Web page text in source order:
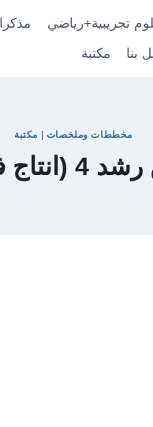
تجريبية+رياضي
مكتبة بنا
مخططات وملخصات | مكتبة
فلسفي)